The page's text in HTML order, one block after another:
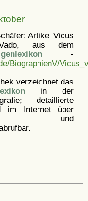
ArtikelVicus
aus dem
-
BiographienV/
verzeichnet das
in der
detaillierte
im Internet über
und